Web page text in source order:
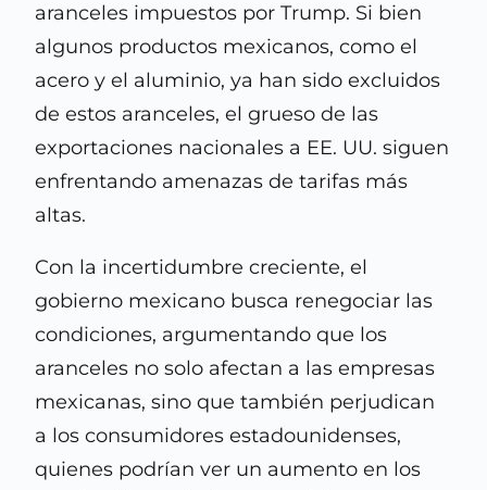
aranceles impuestos por Trump. Si bien
algunos productos mexicanos, como el
acero y el aluminio, ya han sido excluidos
de estos aranceles, el grueso de las
exportaciones nacionales a EE. UU. siguen
enfrentando amenazas de tarifas más
altas.
Con la incertidumbre creciente, el
gobierno mexicano busca renegociar las
condiciones, argumentando que los
aranceles no solo afectan a las empresas
mexicanas, sino que también perjudican
a los consumidores estadounidenses,
quienes podrían ver un aumento en los